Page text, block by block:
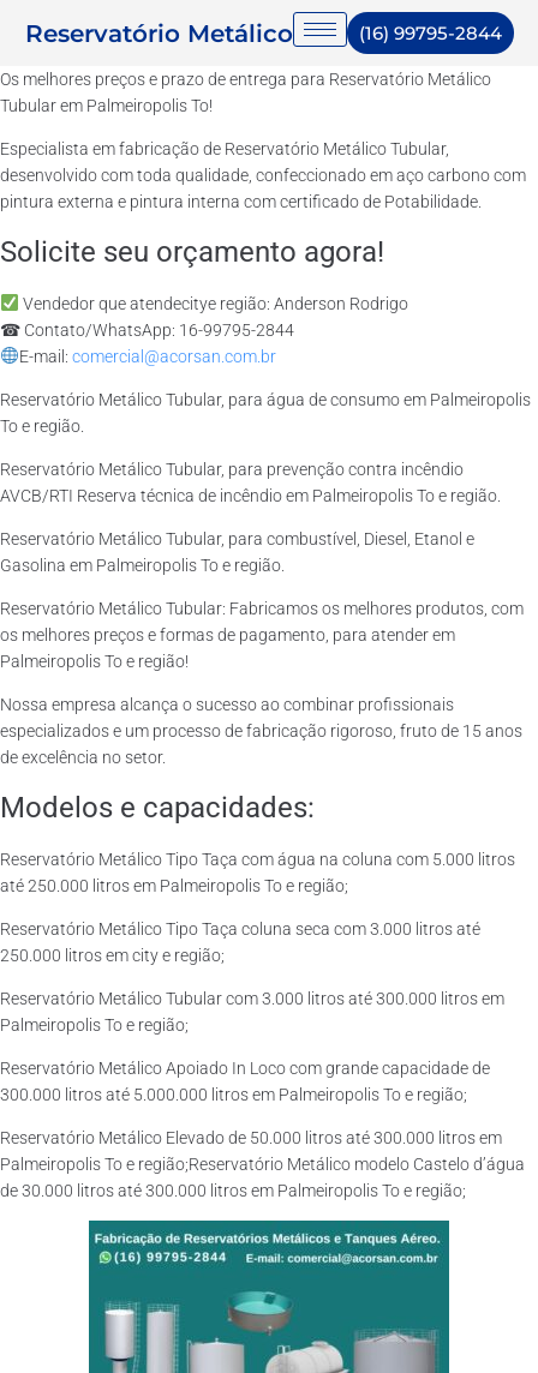
Reservatório Metálico (16) 99795-2844
Os melhores preços e prazo de entrega para Reservatório Metálico
Tubular em Palmeiropolis To!
Especialista em fabricação de Reservatório Metálico Tubular,
desenvolvido com toda qualidade, confeccionado em aço carbono com
pintura externa e pintura interna com certificado de Potabilidade.
Solicite seu orçamento agora!
Vendedor que atendecitye região: Anderson Rodrigo
☎ Contato/WhatsApp: 16-99795-2844
E-mail: comercial@acorsan.com.br
Reservatório Metálico Tubular, para água de consumo em Palmeiropolis
To e região.
Reservatório Metálico Tubular, para prevenção contra incêndio
AVCB/RTI Reserva técnica de incêndio em Palmeiropolis To e região.
Reservatório Metálico Tubular, para combustível, Diesel, Etanol e
Gasolina em Palmeiropolis To e região.
Reservatório Metálico Tubular: Fabricamos os melhores produtos, com
os melhores preços e formas de pagamento, para atender em
Palmeiropolis To e região!
Nossa empresa alcança o sucesso ao combinar profissionais
especializados e um processo de fabricação rigoroso, fruto de 15 anos
de excelência no setor.
Modelos e capacidades:
Reservatório Metálico Tipo Taça com água na coluna com 5.000 litros
até 250.000 litros em Palmeiropolis To e região;
Reservatório Metálico Tipo Taça coluna seca com 3.000 litros até
250.000 litros em city e região;
Reservatório Metálico Tubular com 3.000 litros até 300.000 litros em
Palmeiropolis To e região;
Reservatório Metálico Apoiado In Loco com grande capacidade de
300.000 litros até 5.000.000 litros em Palmeiropolis To e região;
Reservatório Metálico Elevado de 50.000 litros até 300.000 litros em
Palmeiropolis To e região;Reservatório Metálico modelo Castelo d’água
de 30.000 litros até 300.000 litros em Palmeiropolis To e região;